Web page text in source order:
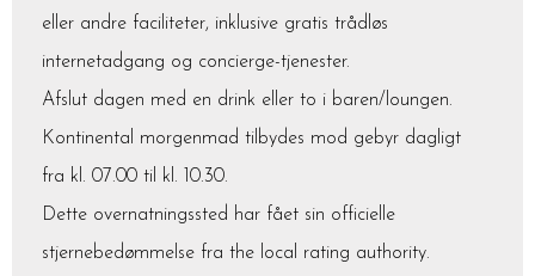
eller andre faciliteter, inklusive gratis trådløs
internetadgang og concierge-tjenester.
Afslut dagen med en drink eller to i baren/loungen.
Kontinental morgenmad tilbydes mod gebyr dagligt
fra kl. 07.00 til kl. 10.30.
Dette overnatningssted har fået sin officielle
stjernebedømmelse fra the local rating authority.